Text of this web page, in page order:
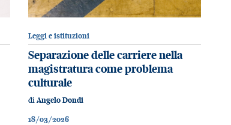
Leggi e istituzioni
Separazione delle carriere nella
magistratura come problema
culturale
di Angelo Dondi
18/03/2026